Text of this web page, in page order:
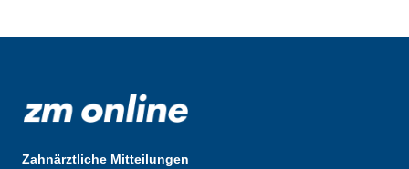
Zahnärztliche Mitteilungen